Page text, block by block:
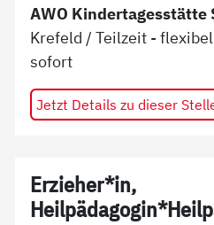
AWO Kindertagesstätte
Krefeld /Teilzeit - flexibel
sofort
Jetzt Details zu dieser
Erzieher*in,